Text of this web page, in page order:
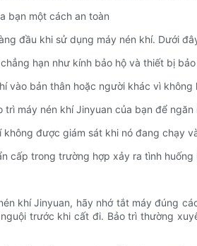
bạn một cách an toàn
đầu khi sử dụng máy nén khí. Dưới
hạn như kính bảo hộ và thiết bị
vào bản thân hoặc người khác vì
máy nén khí Jinyuan của bạn để
được giám sát khi nó đang chạy
cấp trong trường hợp xảy ra tình huống
khí Jinyuan, hãy nhớ tắt máy đúng
trước khi cất đi. Bảo trì thường